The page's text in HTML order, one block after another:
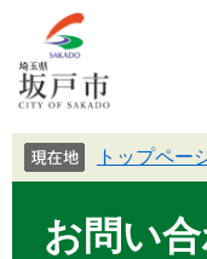
トップペー
お問い